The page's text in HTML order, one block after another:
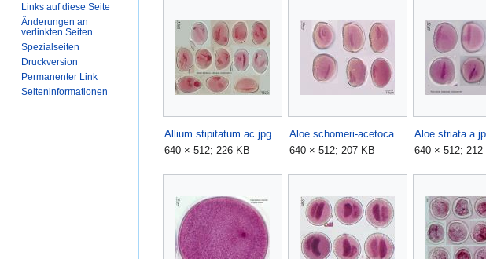
Allium stipitatum ac.jpg
640 × 512; 226 KB
640 × 512; 207 KB
Aloe striata
640 × 512; 212
Links auf diese Seite
Änderungen an
verlinkten Seiten
Spezialseiten
Druckversion
Permanenter Link
Seiten­­informationen